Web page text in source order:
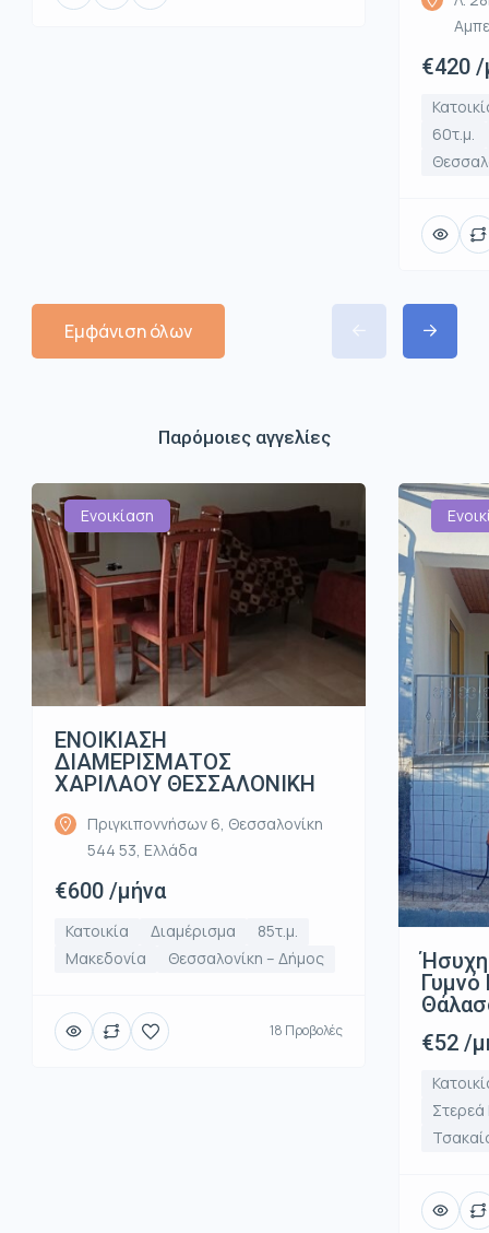
€420
60τ.μ.
Εμφάνιση όλων
Παρόμοιες αγγελίες
Ενοικίαση
ΕΝΟΙΚΙΑΣΗ
ΔΙΑΜΕΡΙΣΜΑΤΟΣ
ΧΑΡΙΛΑΟΥ ΘΕΣΣΑΛΟΝΙΚΗ
Πριγκιποννήσων 6, Θεσσαλονίκη
544 53, Ελλάδα
€600 /μήνα
Κατοικία Διαμέρισμα
85τ.μ.
Μακεδονία
Θεσσαλονίκη – Δήμος
18 Προβολές
Γυμνό
€52 /